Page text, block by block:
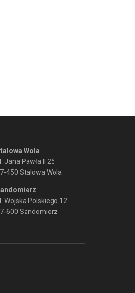
Wola
Jana Pawła II 25
450 Stalowa Wola
Wojska Polskiego 12
600 Sandomierz